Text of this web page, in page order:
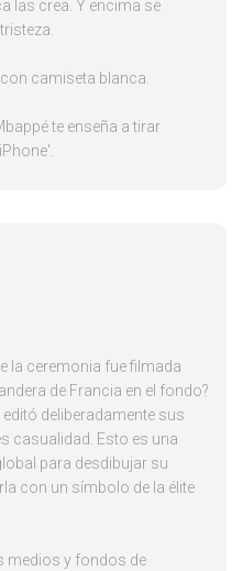
las crea. Y encima se
camiseta blanca.
te enseña a tirar
la ceremonia fue filmada
de Francia en el fondo?
deliberadamente sus
casualidad. Esto es una
para desdibujar su
con un símbolo de la élite
medios y fondos de